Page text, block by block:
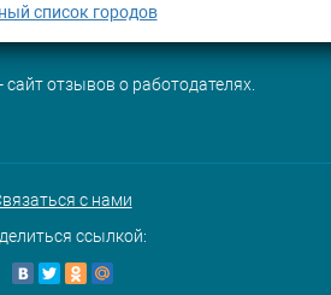
список городов
- сайт отзывов о работодателях.
с нами
ссылкой: